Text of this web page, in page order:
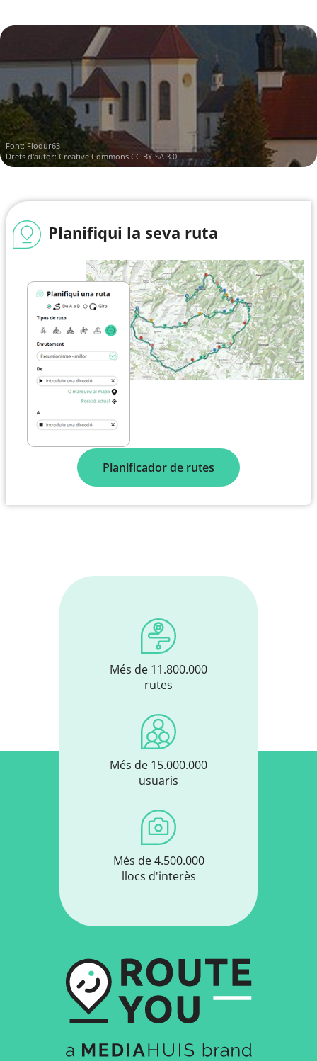
Font: Flodur63
Drets d'autor:Creative Commons CC BY-SA 3.0
Planifiqui la seva ruta
Planificador de rutes
Més de 11.800.000
rutes
Més de 15.000.000
usuaris
Més de 4.500.000
llocs d'interès